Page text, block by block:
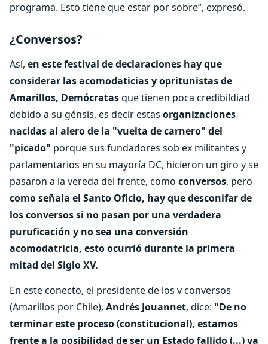
programa. Esto tiene que estar por sobre”, expresó.
¿Conversos?
Así, en este festival de declaraciones hay que
considerar las acomodaticias y opritunistas de
Amarillos, Demócratasque tienen poca credibildiad
debido a su génsis, es decir estas organizaciones
nacidas al alero de la "vuelta de carnero" del
"picado" porque sus fundadores sob ex militantes y
parlamentarios en su mayoría DC, hicieron un giro y se
pasaron a la vereda del frente, como conversos, pero
como señala el Santo Oficio, hay que desconifar de
los conversos si no pasan por una verdadera
puruficación y no sea una conversión
acomodatricia, esto ocurrió durante la primera
mitad del Siglo XV.
En este conecto, el presidente de los v conversos
(Amarillos por Chile), Andrés Jouannet, dice: "De no
terminar este proceso (constitucional), estamos
frente a la posibilidad de ser un Estado fallido (...) ya